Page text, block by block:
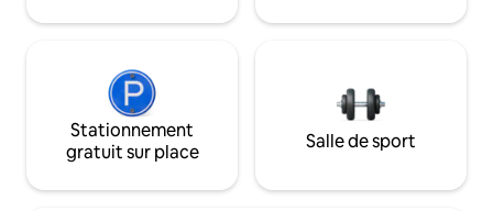
Stationnement
gratuit sur place
Salle de sport